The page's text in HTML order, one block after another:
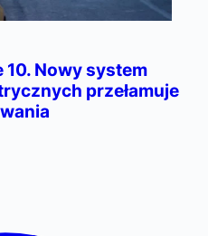
Nowy system
przełamuje